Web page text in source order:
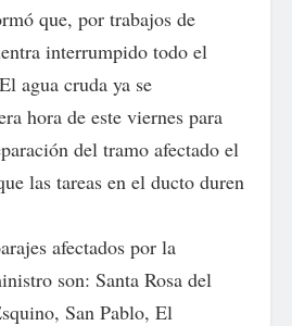
que, por trabajos de
interrumpido todo el
agua cruda ya se
hora de este viernes para
del tramo afectado el
las tareas en el ducto duren
afectados por la
son: Santa Rosa del
San Pablo, El